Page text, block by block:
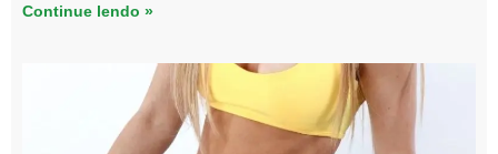
Continue lendo »